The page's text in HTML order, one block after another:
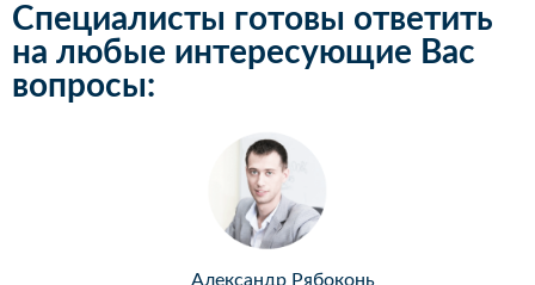
Специалисты готовы ответить
на любые интересующие Вас
вопросы:
Александр Рябоконь